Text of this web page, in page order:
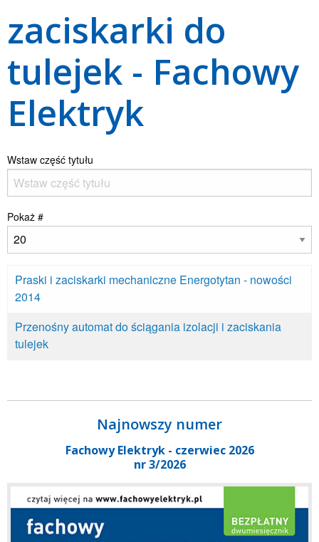
zaciskarki do
tulejek - Fachowy
Elektryk
Wstaw część tytułu
Pokaż #
Praski i zaciskarki mechaniczne Energotytan - nowości
2014
Przenośny automat do ściągania izolacji i zaciskania
tulejek
Najnowszy numer
Fachowy Elektryk - czerwiec 2026
nr 3/2026